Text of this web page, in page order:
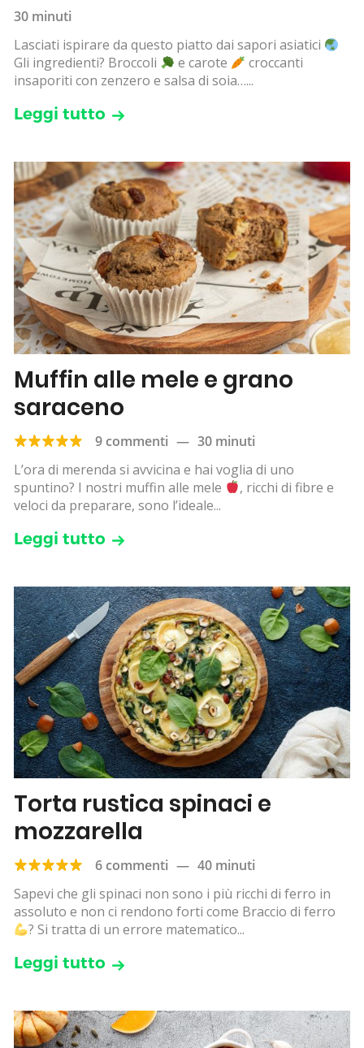
30 minuti
Lasciati ispirare da questo piatto dai sapori asiatici
Gli ingredienti? Broccoli
e carote
croccanti
insaporiti con zenzero e salsa di soia…...
Leggi tutto
Muffin alle mele e grano
saraceno
9 commenti — 30 minuti
L’ora di merenda si avvicina e hai voglia di uno
spuntino? I nostri muffin alle mele
, ricchi di fibre e
veloci da preparare, sono l’ideale...
Leggi tutto
Torta rustica spinaci e
mozzarella
6 commenti — 40 minuti
Sapevi che gli spinaci non sono i più ricchi di ferro in
assoluto e non ci rendono forti come Braccio di ferro
? Si tratta di un errore matematico...
Leggi tutto